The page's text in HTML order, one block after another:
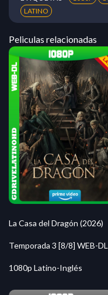
LATINO
Peliculas relacionadas
La Casa del Dragón (2026)
Temporada 3 [8/8] WEB-DL
1080p Latino-Inglés